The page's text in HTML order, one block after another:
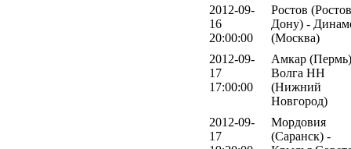
2012-09-
16
20:00:00
Ростов
Дону) -
(Москва)
2012-09-
17
17:00:00
Амкар
Волга НН
(Нижний
Новгород)
2012-09-
17
Мордовия
(Саранск) -